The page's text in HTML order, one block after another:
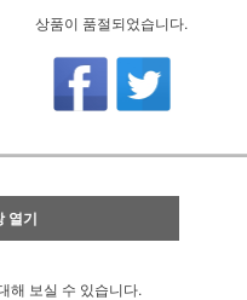
상품이 품절되었습니다.
열기
해 보실 수 있습니다.